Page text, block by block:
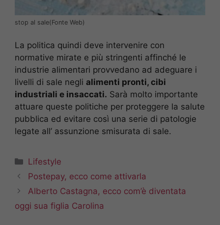
stop al sale(Fonte Web)
La politica quindi deve intervenire con
normative mirate e più stringenti affinché le
industrie alimentari provvedano ad adeguare i
livelli di sale negli alimenti pronti, cibi
industriali e insaccati. Sarà molto importante
attuare queste politiche per proteggere la salute
pubblica ed evitare così una serie di patologie
legate all’ assunzione smisurata di sale.
Categorie
Lifestyle
Postepay, ecco come attivarla
Alberto Castagna, ecco com’è diventata
oggi sua figlia Carolina